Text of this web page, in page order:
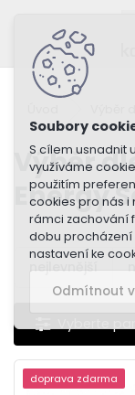
S cílem usnadnit
využíváme
použitím
cookies pro nás i
rámci zachování
dobu
nastavení ke
Odmítnout
Výběr
Energy
nejlevnější
doprava zdarma